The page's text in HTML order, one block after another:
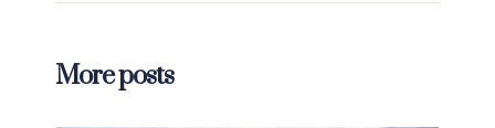
More posts